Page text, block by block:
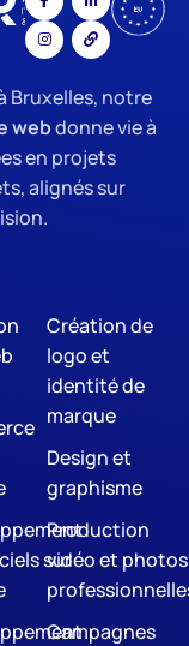
Bruxelles, notre
webdonne vie à
en projets
alignés sur
sur
Création de
logo et
identité de
marque
Design et
graphisme
Production
vidéo et photos
Campagnes